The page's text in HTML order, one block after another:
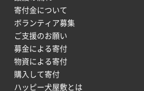
寄付金について
ボランティア募集
ご支援のお願い
募金による寄付
物資による寄付
購入して寄付
ハッピー犬屋敷とは